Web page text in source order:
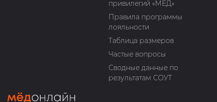
привилегий «МЁД»
Правила программы
лояльности
Таблица размеров
Частые вопросы
Сводные данные по
результатам СОУТ